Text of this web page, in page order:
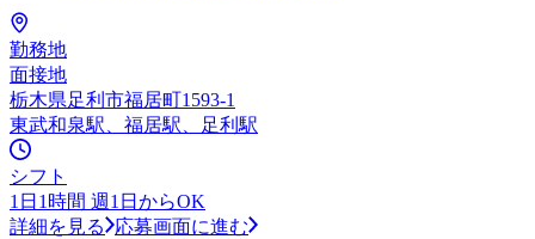
勤務地
面接地
栃木県足利市福居町1593-1
東武和泉駅、福居駅、足利駅
シフト
1日1時間 週1日からOK
詳細を見る
応募画面に進む